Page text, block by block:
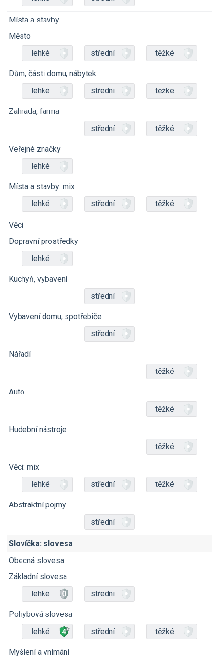
Místa a stavby
Město
lehké
střední těžké
Dům, části domu, nábytek
lehké
střední těžké
Zahrada, farma
střední
těžké
Veřejné značky
lehké
Místa a stavby: mix
lehké
střední těžké
Věci
Dopravní prostředky
lehké
Kuchyň, vybavení
střední
Vybavení domu, spotřebiče
střední
Nářadí
těžké
Auto
těžké
Hudební nástroje
těžké
Věci: mix
lehké
střední těžké
Abstraktní pojmy
střední
Slovíčka: slovesa
Obecná slovesa
Základní slovesa
lehké
střední
Pohybová slovesa
lehké
střední těžké
Myšlení a vnímání